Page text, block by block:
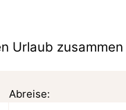
Urlaub
Abreise: